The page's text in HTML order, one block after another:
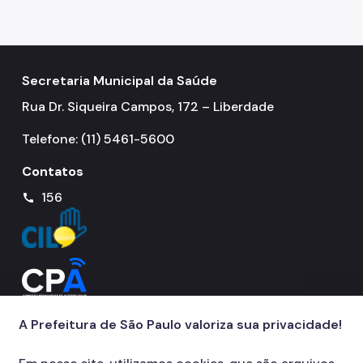
Infecções Sexualmente Transmissíveis - IST/AIDS
Epidemiologia e Informação - CEInfo
Escola Municipal de Saúde - EMS
Gestão de Pessoas
Gestão Participativa
Hospital do Servidor Público Municipal
Judicialização da Saúde
Licitações e Compras Públicas
Atas de Registro de Preços
Editais / Consulta Pública
Manuais de Identidade Visual
Secretaria Municipal da Saúde
Rua Dr. Siqueira Campos, 172 – Liberdade
Telefone: (11) 5461-5600
Contatos
call 156
A Prefeitura de São Paulo valoriza sua privacidade!